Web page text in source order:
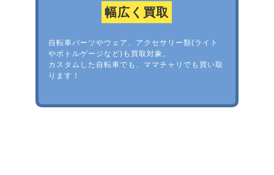
幅広く買取
自転車パーツやウェア、アクセサリー類(ライト
やボトルゲージなど)も買取対象。
カスタムした自転車でも、ママチャリでも買い取
ります！